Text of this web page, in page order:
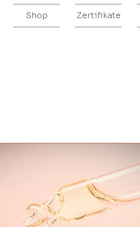
Shop Zertifikate